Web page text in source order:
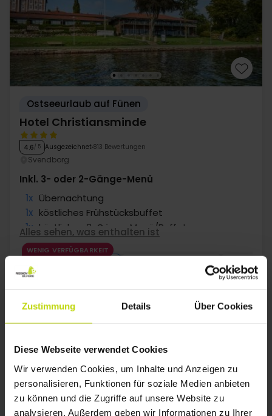
Zustimmung Details Über Cookies
Diese Webseite verwendet Cookies
Wir verwenden Cookies, um Inhalte und Anzeigen zu
personalisieren, Funktionen für soziale Medien anbieten
zu können und die Zugriffe auf unsere Website zu
analysieren. Außerdem geben wir Informationen zu Ihrer
Ostseeurlaub auf Fünen
Hotel Christiansminde
4.6/ 5 Ausgezeichnet 813 Bewertungen
Svendborg
Inkl. 3- oder 2-Gänge-Menü
1x Übernachtung
1x köstliches Frühstücksbuffet
1x köstliches 3-Gänge Menü/Buffet
1x Kaffee am Nachmittag
∞ Gratis Parken am Hotel
Alles sehen, was enthalten ist
WENIG VERFÜGBARKEIT
Aug 105,-
Gesamt 210,-
Okt
Mehr anzeigen
1
FAQ